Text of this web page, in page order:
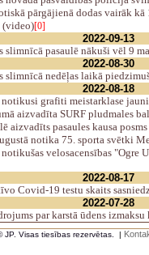
pārgājienā dodas vairāk kā
(video)[0]
2022-09-13
slimnīcā pasaulē nākuši vēl 9
2022-08-30
slimnīcā nedēļas laikā
2022-08-18
notikusi grafiti meistarklase
aizvadīta SURF pludmales
aizvadīts pasaules kausa
notika 75. sporta svētki
notikušas velosacensības "Ogre
2022-08-17
Covid-19 testu skaits
2022-07-28
par karstā ūdens izmaksu
JP. Visas tiesības rezervētas. |